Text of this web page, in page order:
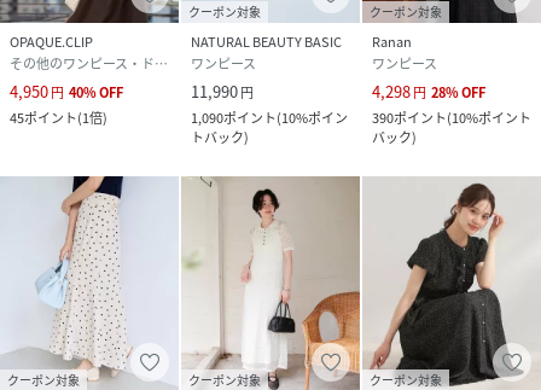
OPAQUE.CLIP
その他のワンピース・ドレス
4,950円 40%OFF
45ポイント(1倍)
クーポン対象
NATURAL BEAUTY BASIC
ワンピース
11,990円
1,090ポイント(10%ポイン
トバック)
クーポン対象
Ranan
ワンピース
4,298円 28%OFF
390ポイント(10%ポイント
バック)
クーポン対象 クーポン対象 クーポン対象